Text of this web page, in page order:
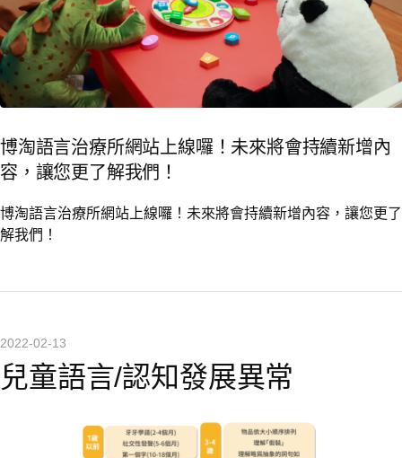
博淘語言治療所網站上線囉！未來將會持續新增內
容，讓您更了解我們！
博淘語言治療所網站上線囉！未來將會持續新增內容，讓您更了
解我們！
2022-02-13
兒童語言/認知發展異常